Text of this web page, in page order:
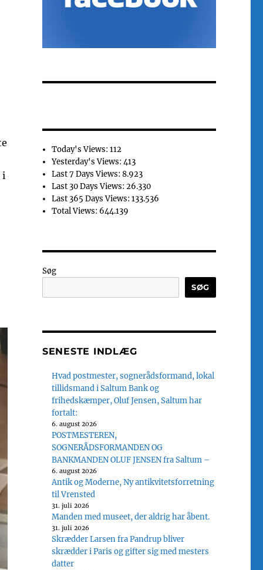
i
Today's Views:112
Yesterday's Views:413
Last 7 Days Views:8.923
Last 30 Days Views:26.330
Last 365 Days Views:133.536
Total Views: 644.139
Søg
SØG
SENESTE INDLÆG
Hvad postmester, sognerådsformand, lokal
tillidsmand i Saltum Bank og
frihedskæmper, Oluf Jensen, Saltum har
fortalt:
6. august 2026
POSTMESTEREN,
SOGNERÅDSFORMANDEN OG
BANKMANDEN OLUF JENSEN fra Saltum –
6. august 2026
Antik og Moderne, Ny antikvitetsforretning
til Vrensted
31. juli 2026
Manden med museet, der aldrig har åbent.
31. juli 2026
Skrædder Larsen fra Pandrup bliver
skrædder i Paris og gifter sig med mesters
datter